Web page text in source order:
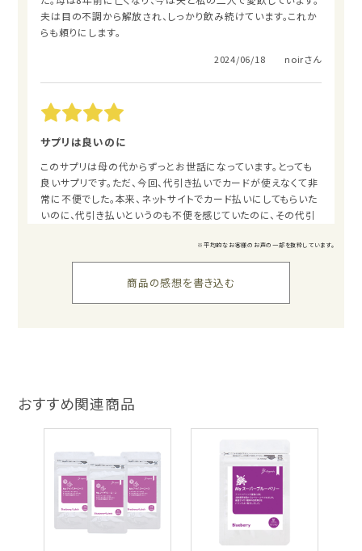
夫は目の不調から解放され、しっかり飲み続けています。これか
らも頼りにします。
2024/06/18 noirさん
サプリは良いのに
このサプリは母の代からずっとお世話になっています。とっても
良いサプリです。ただ、今回、代引き払いでカードが使えなくて非
常に不便でした。本来、ネットサイトでカード払いにしてもらいた
いのに、代引き払いというのも不便を感じていたのに、その代引
ので、評価4にしました。代引きカード払い、お願いします。
す。 マイオーガニック販売管理部
定期便で続けています。
My アイパワーエースを息子と一緒に飲んでいます。お互い目の
※平均的なお客様のお声の一部を抜粋しています。
商品の感想を書き込む
おすすめ関連商品